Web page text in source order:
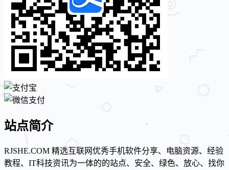
站点简介
RJSHE.COM 精选互联网优秀手机软件分享、电脑资源、经验
教程、IT科技资讯为一体的的站点、安全、绿色、放心、找你